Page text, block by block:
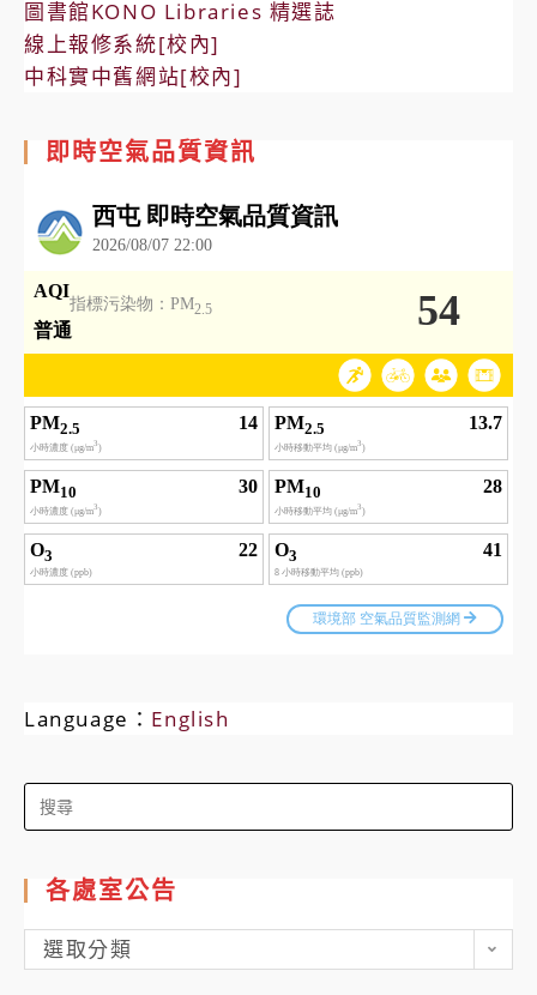
圖書館KONO Libraries 精選誌
線上報修系統[校內]
中科實中舊網站[校內]
即時空氣品質資訊
Language： English
Search
for:
各處室公告
各
處
選取分類